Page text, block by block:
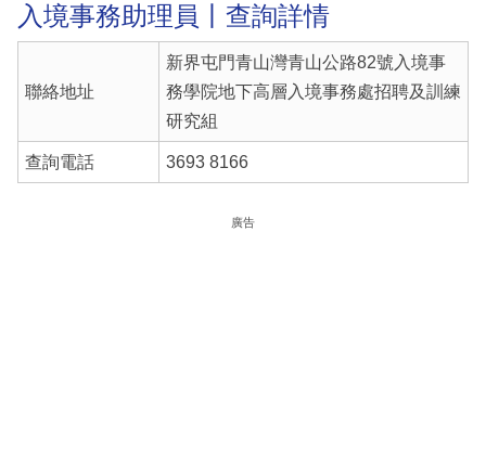
入境事務助理員丨查詢詳情
聯絡地址
新界屯門青山灣青山公路82號入境事
務學院地下高層入境事務處招聘及訓練
研究組
查詢電話 3693 8166
廣告